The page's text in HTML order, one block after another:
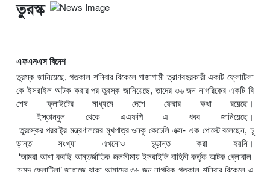
তুরস্ক
এফএনএস বিদেশ
তুরস্ক জানিয়েছে,গতকাল শনিবার বিকেলে গাজাগামী ত্রাণবহরকারী একটি ফ্লোটিলা
কে ইসরাইল আটক করার পর তুরস্ক জানিয়েছে,তাদের ৩৬ জন নাগরিকের একটি বি
শেষ
ফ্লাইটের মাধ্যমে দেশে ফেরার কথা
রয়েছে।
ইস্তান্বুল
থেকে এএফপি এ খবর
জানিয়েছে।
তুরস্কের পররাষ্ট্র মন্ত্রণালয়ের মুখপাত্র ওনকু কেচেলি এক্স- এক পোস্টে বলেছেন, চূ
ড়ান্ত
সংখ্যা এখনোও চূড়ান্ত করা
হয়নি।
‘আমরা আশা করছি আন্তর্জাতিক জলসীমায় ইসরাইলি বাহিনী কর্তৃক আটক গ্লোবাল
‘সুমুদ ফ্লোটিলা’জাহাজে থাকা আমাদের ৩৬ জন নাগরিক গতকাল শনিবার বিকেলে এ